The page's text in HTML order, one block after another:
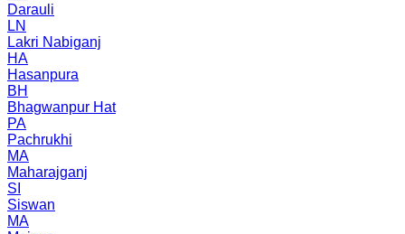
Darauli
LN
Lakri Nabiganj
HA
Hasanpura
BH
Bhagwanpur Hat
PA
Pachrukhi
MA
Maharajganj
SI
Siswan
MA